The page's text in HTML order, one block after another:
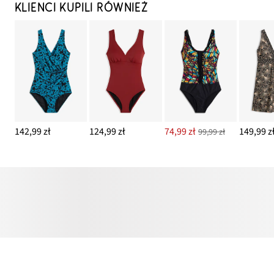
KLIENCI KUPILI RÓWNIEŻ
142,99 zł 124,99 zł 74,99 zł 99,99 zł 149,99